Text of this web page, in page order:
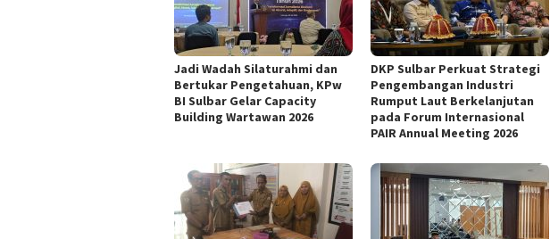
Jadi Wadah Silaturahmi dan
Bertukar Pengetahuan, KPw
BI Sulbar Gelar Capacity
Building Wartawan 2026
DKP Sulbar Perkuat Strategi
Pengembangan Industri
Rumput Laut Berkelanjutan
pada Forum Internasional
PAIR Annual Meeting 2026